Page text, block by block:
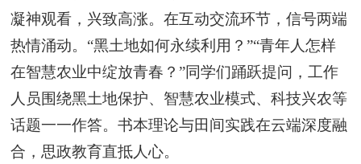
凝神观看，兴致高涨。在互动交流环节，信号两端
热情涌动。“黑土地如何永续利用？”“青年人怎样
在智慧农业中绽放青春？”同学们踊跃提问，工作
人员围绕黑土地保护、智慧农业模式、科技兴农等
话题一一作答。书本理论与田间实践在云端深度融
合，思政教育直抵人心。